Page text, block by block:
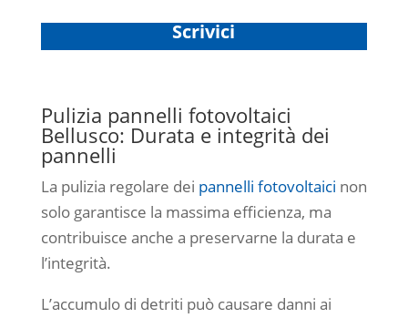
Scrivici
Pulizia pannelli fotovoltaici
Bellusco: Durata e integrità dei
pannelli
La pulizia regolare dei pannelli fotovoltaici non
solo garantisce la massima efficienza, ma
contribuisce anche a preservarne la durata e
l’integrità.
L’accumulo di detriti può causare danni ai